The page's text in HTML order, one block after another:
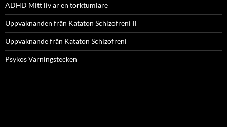
ADHD Mitt liv är en torktumlare
Uppvaknanden från Kataton Schizofreni II
Uppvaknande från Kataton Schizofreni
Psykos Varningstecken